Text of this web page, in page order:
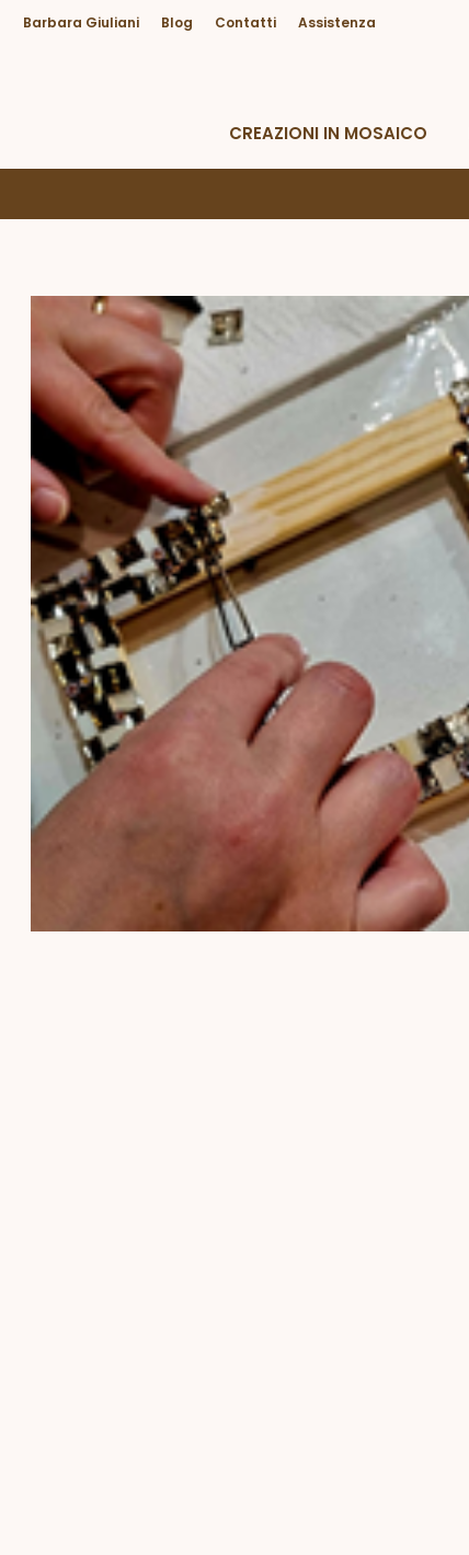
Hai bisogno di Aiuto?
Barbara Giuliani Blog Contatti Assistenza
CREAZIONI IN MOSAICO